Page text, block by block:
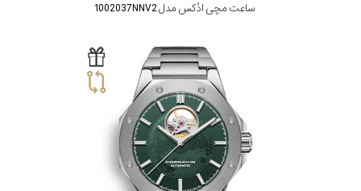
ساعت مچی ادُکس مدل 1002037NNV2